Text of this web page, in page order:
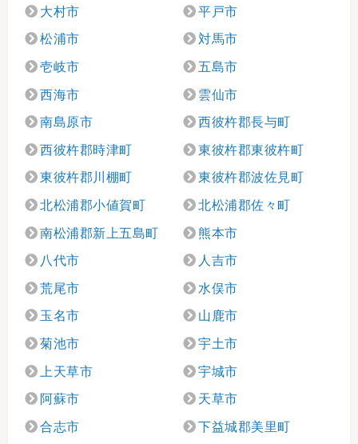
大村市 平戸市
松浦市 対馬市
壱岐市 五島市
西海市 雲仙市
南島原市 西彼杵郡長与町
西彼杵郡時津町 東彼杵郡東彼杵町
東彼杵郡川棚町 東彼杵郡波佐見町
北松浦郡小値賀町 北松浦郡佐々町
南松浦郡新上五島町 熊本市
八代市 人吉市
荒尾市 水俣市
玉名市 山鹿市
菊池市 宇土市
上天草市 宇城市
阿蘇市 天草市
合志市 下益城郡美里町